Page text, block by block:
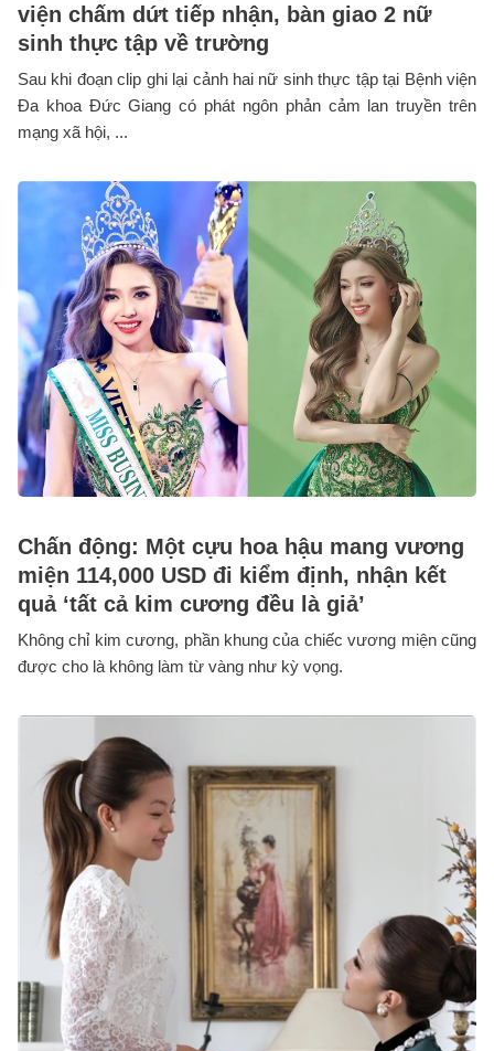
viện chấm dứt tiếp nhận, bàn giao 2 nữ
sinh thực tập về trường
Sau khi đoạn clip ghi lại cảnh hai nữ sinh thực tập tại Bệnh viện
Đa khoa Đức Giang có phát ngôn phản cảm lan truyền trên
mạng xã hội, ...
Chấn động: Một cựu hoa hậu mang vương
miện 114,000 USD đi kiểm định, nhận kết
quả ‘tất cả kim cương đều là giả’
Không chỉ kim cương, phần khung của chiếc vương miện cũng
được cho là không làm từ vàng như kỳ vọng.